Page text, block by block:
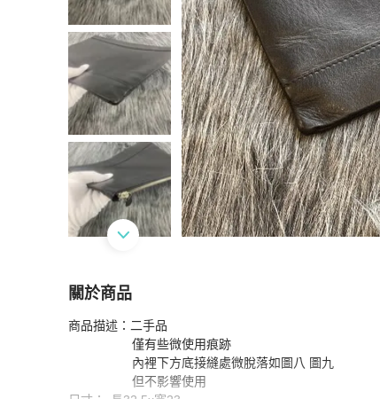
關於商品
關於Balenciaga 巴黎世家 黑色全皮LOGO洞洞 手
商品描述：二手品
                  僅有些微使用痕跡
                  內裡下方底接縫處微脫落如圖八 圖九
                  但不影響使用